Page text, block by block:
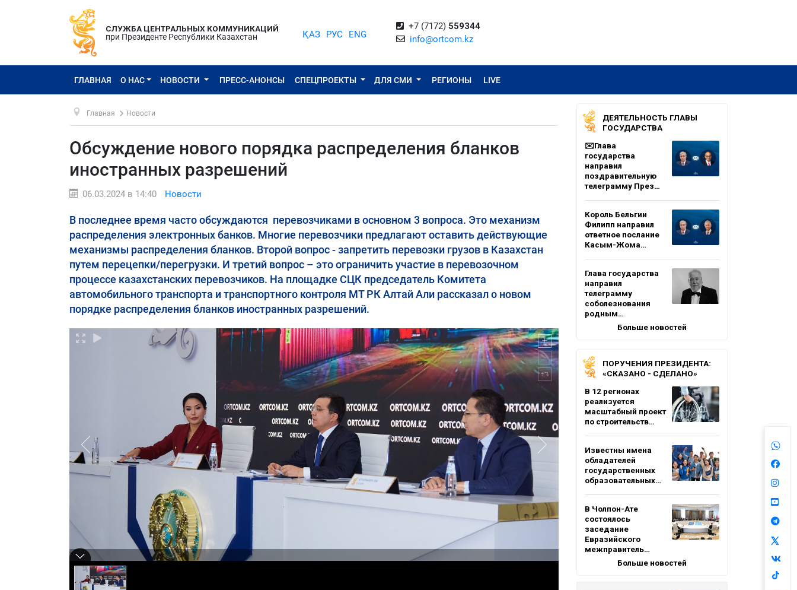
СЛУЖБА ЦЕНТРАЛЬНЫХ КОММУНИКАЦИЙ
при Президенте Республики Казахстан
ҚАЗ РУС ENG
+7 (7172) 559344
info@ortcom.kz
ГЛАВНАЯ О НАС НОВОСТИ ПРЕСС-АНОНСЫ СПЕЦПРОЕКТЫ ДЛЯ СМИ РЕГИОНЫ LIVE
Главная Новости
Обсуждение нового порядка распределения бланков
иностранных разрешений
06.03.2024 в 14:40 Новости
В последнее время часто обсуждаются перевозчиками в основном 3 вопроса. Это механизм
распределения электронных банков. Многие перевозчики предлагают оставить действующие
механизмы распределения бланков. Второй вопрос - запретить перевозки грузов в Казахстан
путем перецепки/перегрузки. И третий вопрос – это ограничить участие в перевозочном
процессе казахстанских перевозчиков. На площадке СЦК председатель Комитета
автомобильного транспорта и транспортного контроля МТ РК Алтай Али рассказал о новом
порядке распределения бланков иностранных разрешений.
ДЕЯТЕЛЬНОСТЬ ГЛАВЫ
ГОСУДАРСТВА
✉️Глава
государства
направил
поздравительную
телеграмму През…
Король Бельгии
Филипп направил
ответное послание
Касым-Жома…
Глава государства
направил
телеграмму
соболезнования
родным…
Больше новостей
ПОРУЧЕНИЯ ПРЕЗИДЕНТА:
«СКАЗАНО - СДЕЛАНО»
В 12 регионах
реализуется
масштабный проект
по строительств…
Известны имена
обладателей
государственных
образовательных…
В Чолпон-Ате
состоялось
заседание
Евразийского
межправитель…
Больше новостей